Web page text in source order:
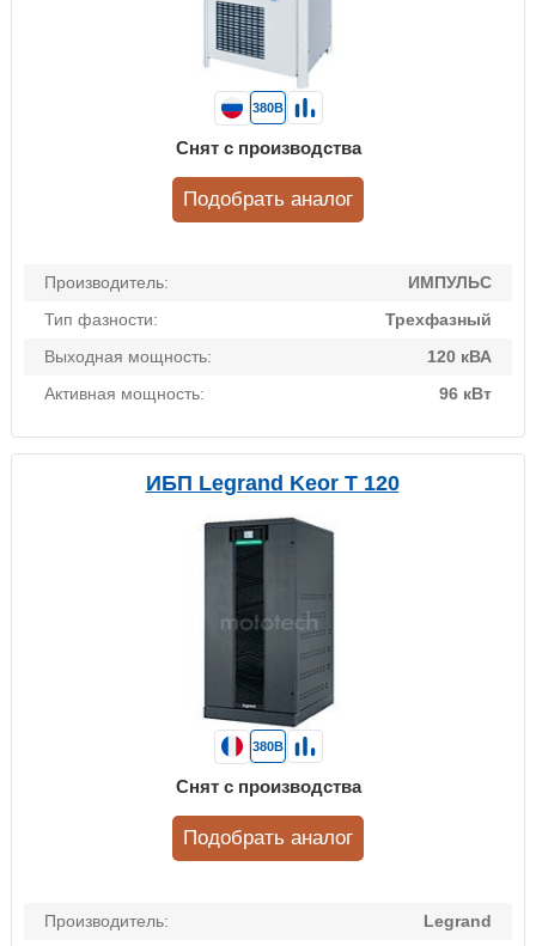
Производитель:
ИМПУЛЬС
Тип фазности:
Трехфазный
Выходная мощность:
120 кВА
Активная мощность:
96 кВт
380В
Снят с производства
Подобрать аналог
ИБП Legrand Keor T 120
Производитель:
Legrand
380В
Снят с производства
Подобрать аналог